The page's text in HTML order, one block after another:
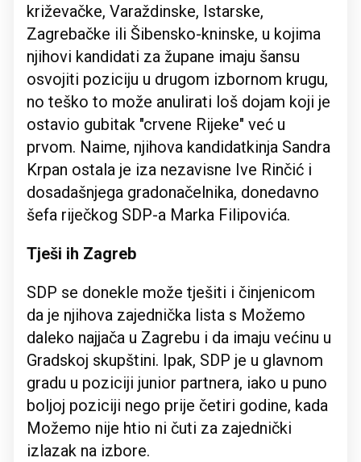
križevačke, Varaždinske, Istarske,
Zagrebačke ili Šibensko-kninske, u kojima
njihovi kandidati za župane imaju šansu
osvojiti poziciju u drugom izbornom krugu,
no teško to može anulirati loš dojam koji je
ostavio gubitak "crvene Rijeke" već u
prvom. Naime, njihova kandidatkinja Sandra
Krpan ostala je iza nezavisne Ive Rinčić i
dosadašnjega gradonačelnika, donedavno
šefa riječkog SDP-a Marka Filipovića.
Tješi ih Zagreb
SDP se donekle može tješiti i činjenicom
da je njihova zajednička lista s Možemo
daleko najjača u Zagrebu i da imaju većinu u
Gradskoj skupštini. Ipak, SDP je u glavnom
gradu u poziciji junior partnera, iako u puno
boljoj poziciji nego prije četiri godine, kada
Možemo nije htio ni čuti za zajednički
izlazak na izbore.